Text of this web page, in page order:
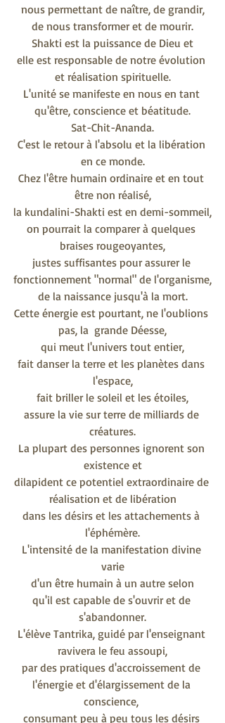
nous permettant de naître, de grandir,
de nous transformer et de mourir.
Shakti est la puissance de Dieu et
elle est responsable de notre évolution
et réalisation spirituelle.
L'unité se manifeste en nous en tant
qu'être, conscience et béatitude.
Sat-Chit-Ananda.
C'est le retour à l'absolu et la libération
en ce monde.
Chez l'être humain ordinaire et en tout
être non réalisé,
la kundalini-Shakti est en demi-sommeil,
on pourrait la comparer à quelques
braises rougeoyantes,
justes suffisantes pour assurer le
fonctionnement "normal" de l'organisme,
de la naissance jusqu'à la mort.
Cette énergie est pourtant, ne l'oublions
pas, la  grande Déesse,
qui meut l'univers tout entier,
fait danser la terre et les planètes dans
l'espace,
fait briller le soleil et les étoiles,
assure la vie sur terre de milliards de
créatures.
La plupart des personnes ignorent son
existence et
dilapident ce potentiel extraordinaire de
réalisation et de libération
dans les désirs et les attachements à
l'éphémère.
L'intensité de la manifestation divine
varie
d'un être humain à un autre selon
qu'il est capable de s'ouvrir et de
s'abandonner.
L'élève Tantrika, guidé par l'enseignant
ravivera le feu assoupi,
par des pratiques d'accroissement de
l'énergie et d'élargissement de la
conscience,
consumant peu à peu tous les désirs